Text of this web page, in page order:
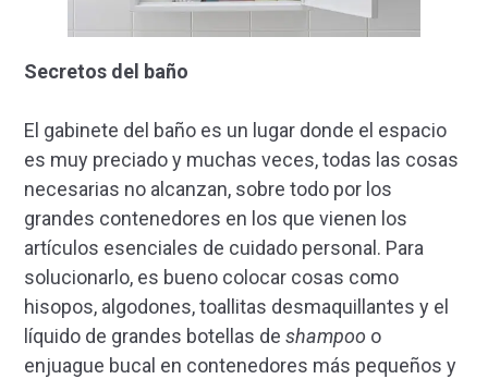
Secretos del baño
El gabinete del baño es un lugar donde el espacio
es muy preciado y muchas veces, todas las cosas
necesarias no alcanzan, sobre todo por los
grandes contenedores en los que vienen los
artículos esenciales de cuidado personal. Para
solucionarlo, es bueno colocar cosas como
hisopos, algodones, toallitas desmaquillantes y el
líquido de grandes botellas de shampoo o
enjuague bucal en contenedores más pequeños y